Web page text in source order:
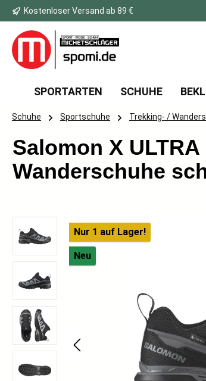
Hauptinhalt springen
Zur Suche springen
Zur Hauptnavigation springen
Kostenloser Versand ab 89 €
SPORTARTEN SCHUHE
Schuhe Sportschuhe Trekking- /
Salomon X
Wanderschuhe
Bildergalerie überspringen
Nur 1 auf Lager!
Neu